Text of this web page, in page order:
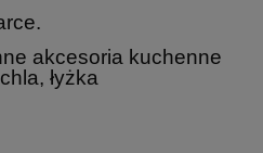
akcesoria kuchenne
łyżka